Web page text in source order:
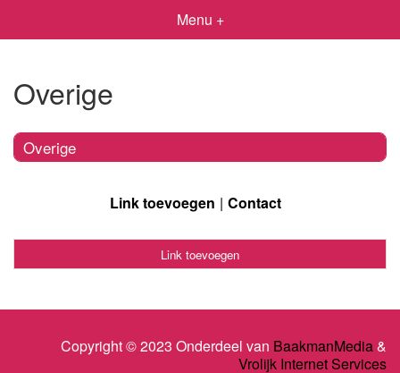
Menu +
Overige
Overige
Link toevoegen Contact
Link toevoegen
Copyright © 2023 Onderdeel van BaakmanMedia&
Vrolijk Internet Services